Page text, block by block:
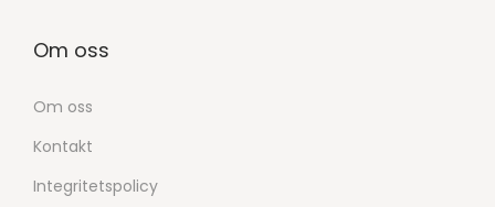
Om oss
Om oss
Kontakt
Integritetspolicy